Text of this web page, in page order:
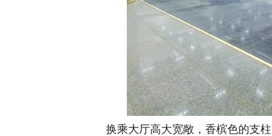
换乘大厅高大宽敞，香槟色的支柱